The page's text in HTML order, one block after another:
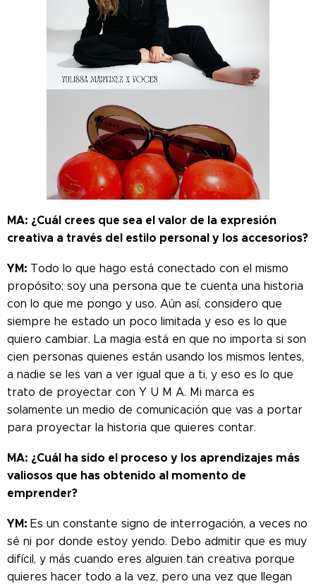
MA: ¿Cuál crees que sea el valor de la expresión
creativa a través del estilo personal y los accesorios?
YM: Todo lo que hago está conectado con el mismo
propósito; soy una persona que te cuenta una historia
con lo que me pongo y uso. Aún así, considero que
siempre he estado un poco limitada y eso es lo que
quiero cambiar. La magia está en que no importa si son
cien personas quienes están usando los mismos lentes,
a nadie se les van a ver igual que a ti, y eso es lo que
trato de proyectar con Y U M A. Mi marca es
solamente un medio de comunicación que vas a portar
para proyectar la historia que quieres contar.
MA: ¿Cuál ha sido el proceso y los aprendizajes más
valiosos que has obtenido al momento de
emprender?
YM: Es un constante signo de interrogación, a veces no
sé ni por donde estoy yendo. Debo admitir que es muy
difícil, y más cuando eres alguien tan creativa porque
quieres hacer todo a la vez, pero una vez que llegan